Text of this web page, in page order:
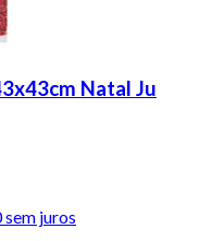
Natal Ju
sem juros